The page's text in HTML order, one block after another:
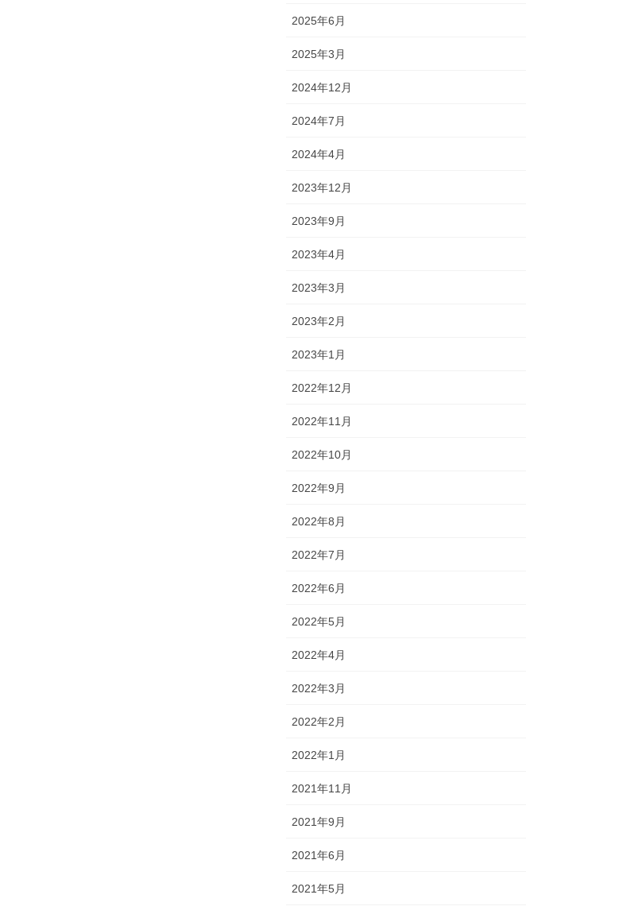
2025年6月
2025年3月
2024年12月
2024年7月
2024年4月
2023年12月
2023年9月
2023年4月
2023年3月
2023年2月
2023年1月
2022年12月
2022年11月
2022年10月
2022年9月
2022年8月
2022年7月
2022年6月
2022年5月
2022年4月
2022年3月
2022年2月
2022年1月
2021年11月
2021年9月
2021年6月
2021年5月